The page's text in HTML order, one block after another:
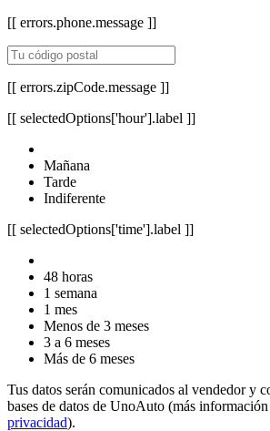
[[ errors.phone.message ]]
[[ errors.zipCode.message ]]
[[ selectedOptions['hour'].label ]]
Mañana
Tarde
Indiferente
[[ selectedOptions['time'].label ]]
48 horas
1 semana
1 mes
Menos de 3 meses
3 a 6 meses
Más de 6 meses
Tus datos serán comunicados al vendedor y
bases de datos de UnoAuto (más información
privacidad).